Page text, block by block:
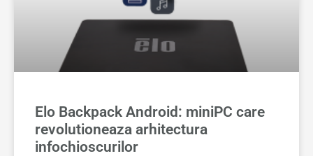
Elo Backpack Android: miniPC care
revolutioneaza arhitectura
infochioscurilor